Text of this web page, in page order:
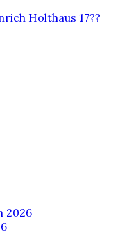
Holthaus 17??
2026